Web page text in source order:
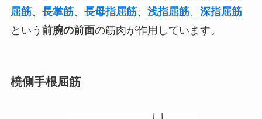
屈筋、 長掌筋、 長母指屈筋、 浅指屈筋、 深指屈筋
という 前腕の前面の筋肉が作用しています。
橈側手根屈筋